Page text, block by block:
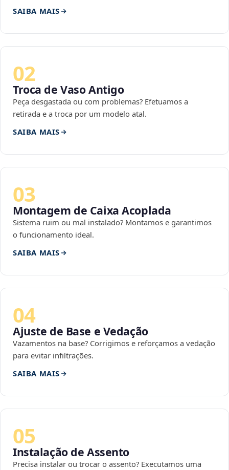
SAIBA MAIS
02
Troca de Vaso Antigo
Peça desgastada ou com problemas? Efetuamos a
retirada e a troca por um modelo atal.
SAIBA MAIS
03
Montagem de Caixa Acoplada
Sistema ruim ou mal instalado? Montamos e garantimos
o funcionamento ideal.
SAIBA MAIS
04
Ajuste de Base e Vedação
Vazamentos na base? Corrigimos e reforçamos a vedação
para evitar infiltrações.
SAIBA MAIS
05
Instalação de Assento
Precisa instalar ou trocar o assento? Executamos uma